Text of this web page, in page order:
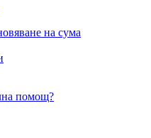
на сума
помощ?